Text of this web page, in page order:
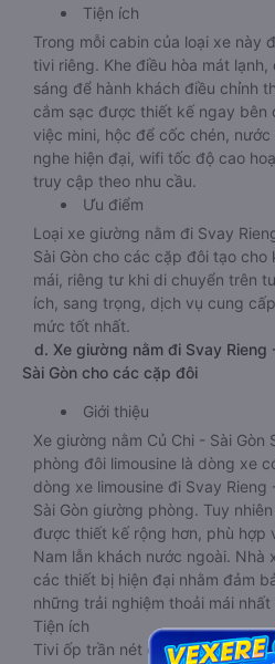
Tiện ích
Trong mỗi cabin của loại xe này
tivi riêng. Khe điều hòa mát
sáng để hành khách điều chỉnh
cắm sạc được thiết kế ngay bên
việc mini, hộc để cốc chén,
nghe hiện đại, wifi tốc độ cao
truy cập theo nhu cầu.
Ưu điểm
Loại xe giường nằm đi Svay
Sài Gòn cho các cặp đôi tạo
mái, riêng tư khi di chuyển trên
ích, sang trọng, dịch vụ cung
mức tốt nhất.
d. Xe giường nằm đi Svay Rieng
Sài Gòn cho các cặp đôi
Giới thiệu
Xe giường nằm Củ Chi - Sài Gòn
phòng đôi limousine là dòng xe
dòng xe limousine đi Svay
Sài Gòn giường phòng. Tuy
được thiết kế rộng hơn, phù hợp
Nam lẫn khách nước ngoài. Nhà
các thiết bị hiện đại nhằm đảm
những trải nghiệm thoải mái
Tiện ích
Tivi ốp trần nét cứng, đầu HD